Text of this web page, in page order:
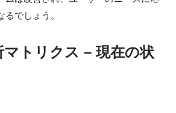
でしょう。
マトリクス – 現在の状